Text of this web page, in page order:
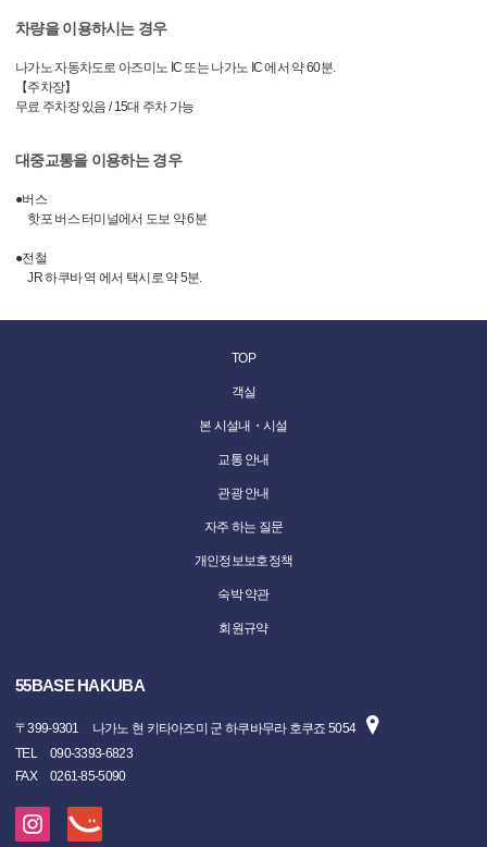
차량을 이용하시는 경우
나가노 자동차도로 아즈미노 IC 또는 나가노 IC 에서 약 60분.
【주차장】
무료 주차장 있음 / 15대 주차 가능
대중교통을 이용하는 경우
●버스
핫포 버스 터미널에서 도보 약 6분
●전철
JR 하쿠바 역 에서 택시로 약 5분.
TOP
객실
본 시설내・시설
교통 안내
관광 안내
자주 하는 질문
개인정보보호정책
숙박 약관
회원규약
55BASE HAKUBA
〒399-9301
나가노 현 키타아즈미 군 하쿠바무라 호쿠죠 5054
TEL
090-3393-6823
FAX
0261-85-5090